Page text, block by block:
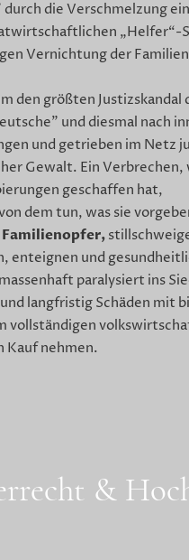
die Verschmelzung
„Helfer“-
Vernichtung der Familien
den größten Justizskandal
und diesmal nach
und getrieben im Netz
Gewalt. Ein Verbrechen,
geschaffen hat,
dem tun, was sie
enteignen und
paralysiert ins
langfristig Schäden mit
vollständigen
Kauf nehmen.
&